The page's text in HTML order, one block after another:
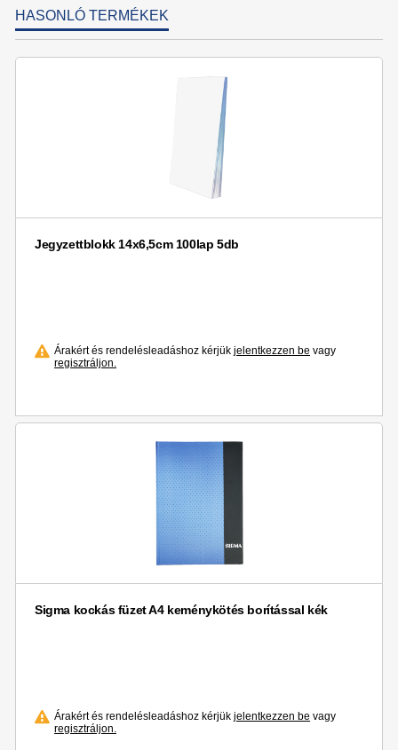
HASONLÓ TERMÉKEK
Jegyzettblokk 14x6,5cm 100lap 5db
Árakért és rendelésleadáshoz kérjük jelentkezzen be vagy
regisztráljon.
Sigma kockás füzet A4 keménykötés borítással kék
Árakért és rendelésleadáshoz kérjük jelentkezzen be vagy
regisztráljon.